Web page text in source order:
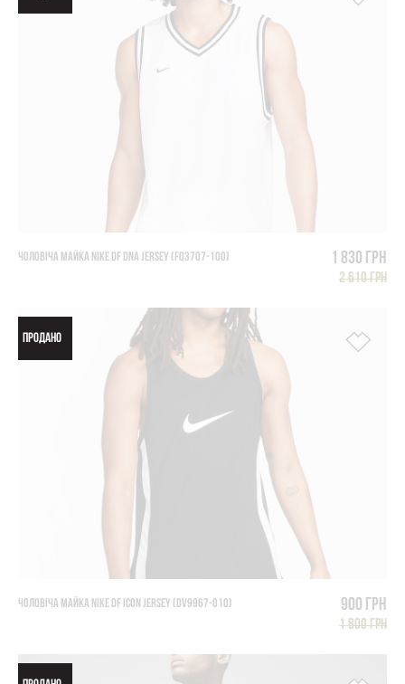
ЧОЛОВІЧА МАЙКА NIKE DF DNA JERSEY (FQ3707-100) 1 830 грн
2 610 грн
ПРОДАНО
ЧОЛОВІЧА МАЙКА NIKE DF ICON JERSEY (DV9967-010) 900 грн
1 800 грн